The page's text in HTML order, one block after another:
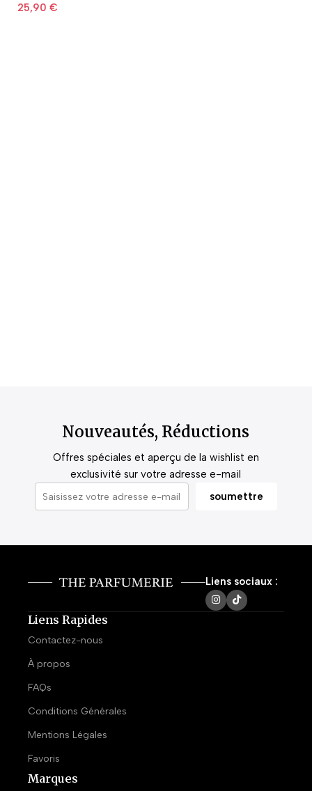
25,90 €
Nouveautés, Réductions
Offres spéciales et aperçu de la wishlist en
exclusivité sur votre adresse e-mail
Liens sociaux :
Liens Rapides
Contactez-nous
À propos
FAQs
Conditions Générales
Mentions Légales
Favoris
Marques